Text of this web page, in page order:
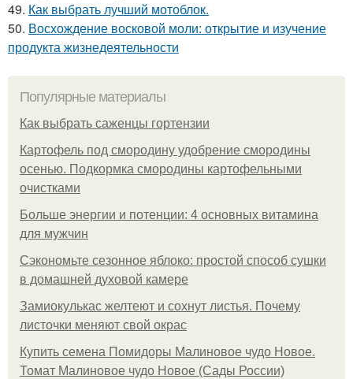
49. Как выбрать лучший мотоблок.
50. Восхождение восковой моли: открытие и изучение
продукта жизнедеятельности
Популярные материалы
Как выбрать саженцы гортензии
Картофель под смородину удобрение смородины
осенью. Подкормка смородины картофельными
очистками
Больше энергии и потенции: 4 основных витамина
для мужчин
Сэкономьте сезонное яблоко: простой способ сушки
в домашней духовой камере
Замиокулькас желтеют и сохнут листья. Почему
листочки меняют свой окрас
Купить семена Помидоры Малиновое чудо Новое.
Томат Малиновое чудо Новое (Сады России)